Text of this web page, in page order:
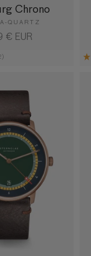
Chrono
QUARTZ
€ EUR